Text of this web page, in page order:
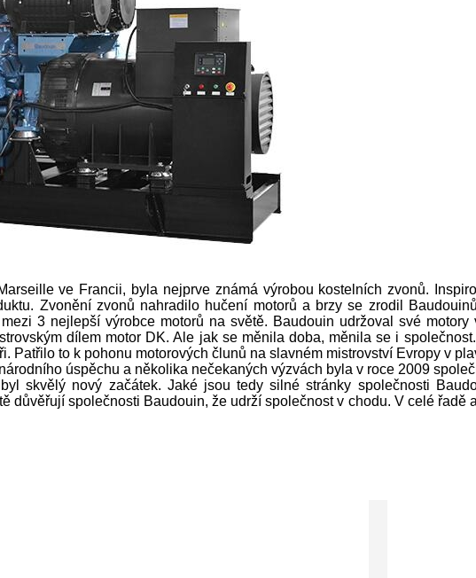
ve Francii, byla nejprve známá výrobou kostelních zvonů.
Zvonění zvonů nahradilo hučení motorů a brzy se zrodil
3 nejlepší výrobce motorů na světě. Baudouin udržoval své
dílem motor DK. Ale jak se měnila doba, měnila se i
Patřilo to k pohonu motorových člunů na slavném mistrovství Evropy v
úspěchu a několika nečekaných výzvách byla v roce 2009
skvělý nový začátek. Jaké jsou tedy silné stránky společnosti
důvěřují společnosti Baudouin, že udrží společnost v chodu. V celé